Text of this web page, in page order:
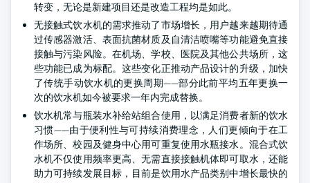
转变，无论是新建项目还是改造工程均是如此。
无接触式饮水机的需求推动了市场增长，用户越来越期待通
过传感器激活、表面抗菌材质及自清洁喷嘴等功能避免直接
接触与污染风险。在机场、学校、医院及其他公共场所，这
些功能已成为标配。这些变化正推动产品设计的升级，加快
了传统手动饮水机的更换周期——部分此前平均五年更换一
次的饮水机如今被要求一年内完成替换。
饮水机常与瓶装水补给站组合使用，以满足消费者新的饮水
习惯——由于便利性与可持续消费理念，人们更倾向于在工
作场所、校园及健身中心用可重复使用水瓶接水。混合式饮
水机不仅使用频率更高、无需直接接触机体即可取水，还能
助力可持续发展目标，目前是饮用水产品类别中增长最快的